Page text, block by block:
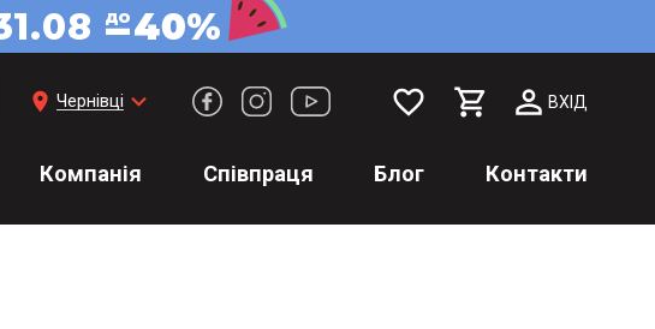
location_on Чернівці keyboard_arrow_down favorite_border ВХІД
Компанія Співпраця Блог Контакти